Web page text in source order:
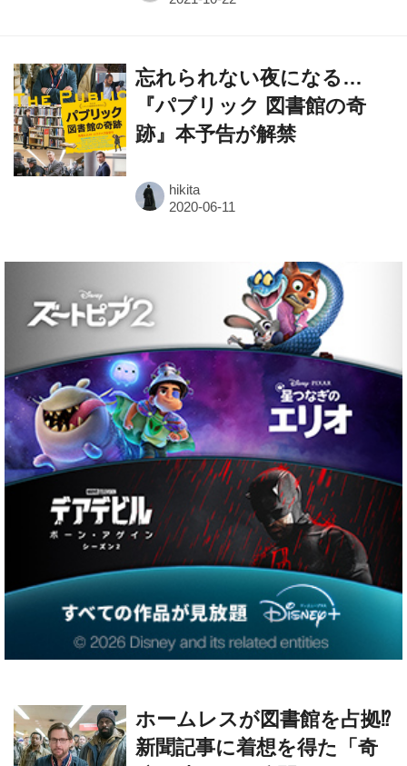
忘れられない夜になる…
『パブリック 図書館の奇
跡』本予告が解禁
hikita
ホームレスが図書館を占拠⁉
新聞記事に着想を得た「奇